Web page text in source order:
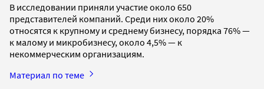
В исследовании приняли участие около 650
представителей компаний. Среди них около 20%
относятся к крупному и среднему бизнесу, порядка 76% —
к малому и микробизнесу, около 4,5% — к
некоммерческим организациям.
Материал по теме